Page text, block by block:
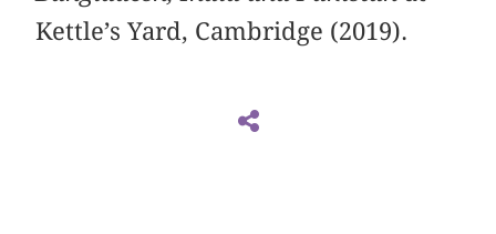
Kettle’s Yard, Cambridge (2019).